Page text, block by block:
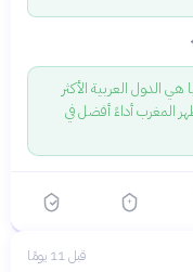
الدول العربية الأكثر
المغرب أداءً أفضل في
قبل 11 يومًا